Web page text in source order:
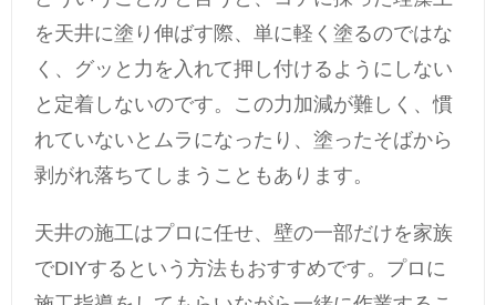
を天井に塗り伸ばす際、単に軽く塗るのではな
く、グッと力を入れて押し付けるようにしない
と定着しないのです。この力加減が難しく、慣
れていないとムラになったり、塗ったそばから
剥がれ落ちてしまうこともあります。
天井の施工はプロに任せ、壁の一部だけを家族
でDIYするという方法もおすすめです。プロに